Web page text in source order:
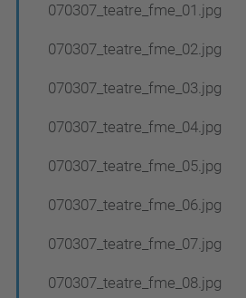
070307_teatre_fme_01.jpg
070307_teatre_fme_02.jpg
070307_teatre_fme_03.jpg
070307_teatre_fme_04.jpg
070307_teatre_fme_05.jpg
070307_teatre_fme_06.jpg
070307_teatre_fme_07.jpg
070307_teatre_fme_08.jpg